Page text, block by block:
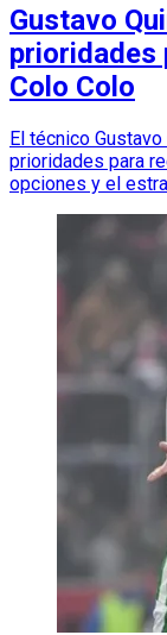
Gustavo
prioridades
Colo Colo
El técnico
prioridades para
opciones y el